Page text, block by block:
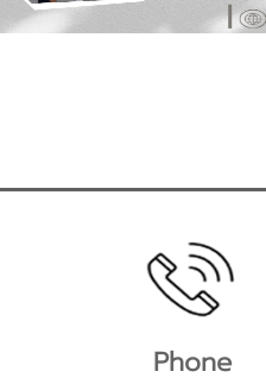
Phone